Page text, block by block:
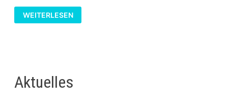
MODELLEISENBAHN
FÜR
ANFÄNGER
WEITERLESEN
Aktuelles